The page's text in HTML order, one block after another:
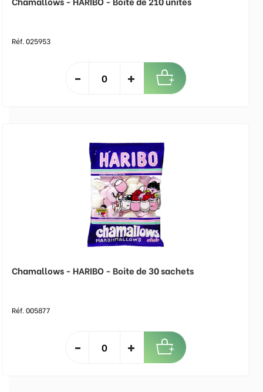
Réf. 025953
Chamallows - HARIBO - Boite de 30 sachets
Réf. 005877